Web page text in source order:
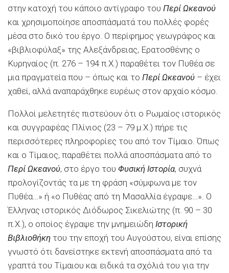
στην κατοχή του κάποιο αντίγραφο του Περί Ωκεανού
και χρησιμοποίησε αποσπάσματά του πολλές φορές
μέσα στο δικό του έργο. Ο περίφημος γεωγράφος και
«βιβλιοφύλαξ» της Αλεξάνδρειας, Ερατοσθένης ο
Κυρηναίος (π. 276 – 194 π.Χ.) παραθέτει τον Πυθέα σε
μια πραγματεία που – όπως και το Περί Ωκεανού – έχει
χαθεί, αλλά αναπαράχθηκε ευρέως στον αρχαίο κόσμο.
Πολλοί μελετητές πιστεύουν ότι ο Ρωμαίος ιστορικός
και συγγραφέας Πλίνιος (23 – 79 μ.Χ.) πήρε τις
περισσότερες πληροφορίες του από τον Τίμαιο. Όπως
και ο Τίμαιος, παραθέτει πολλά αποσπάσματα από το
Περί Ωκεανού, στο έργο του Φυσική Ιστορία, συχνά
προλογίζοντάς τα με τη φράση «σύμφωνα με τον
Πυθέα…» ή «ο Πυθέας από τη Μασαλλία έγραψε…». Ο
Έλληνας ιστορικός Διόδωρος Σικελιώτης (π. 90 – 30
π.Χ.), ο οποίος έγραψε την μνημειώδη Ιστορική
Βιβλιοθήκη του την εποχή του Αυγούστου, είναι επίσης
γνωστό ότι δανείστηκε εκτενή αποσπάσματα από τα
γραπτά του Τίμαιου και ειδικά τα σχόλιά του για την